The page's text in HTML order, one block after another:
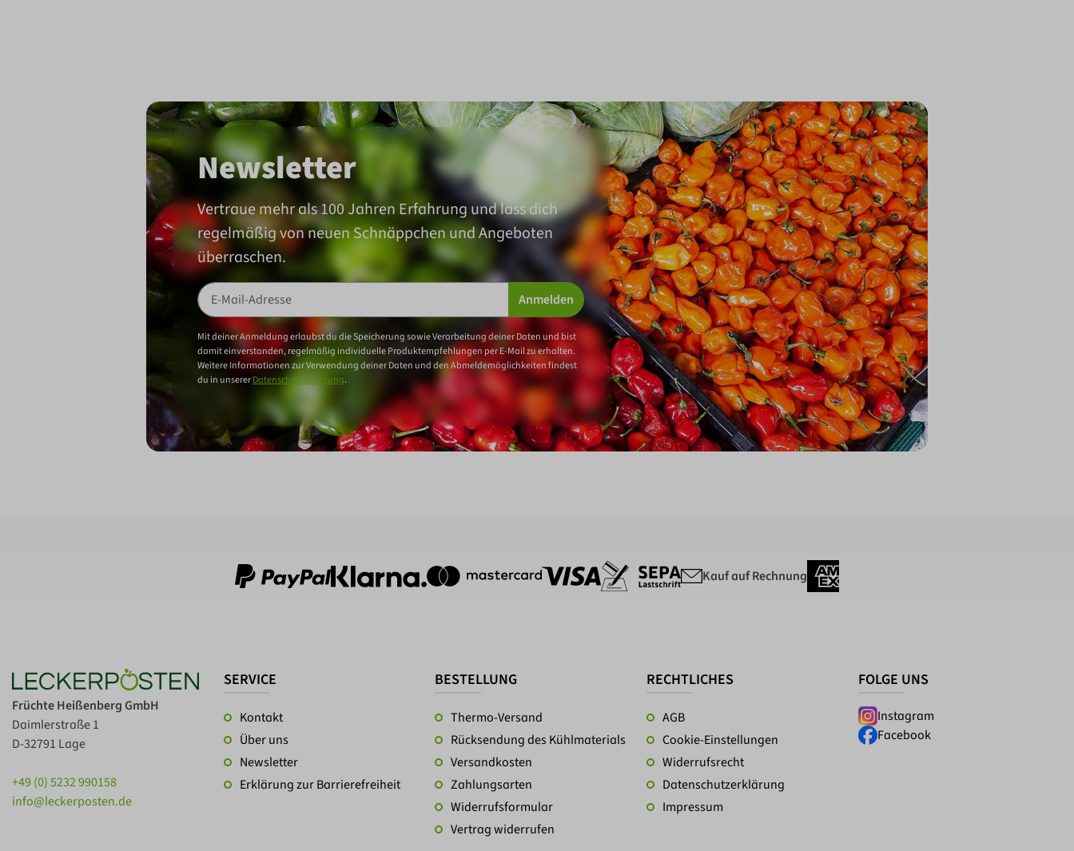
Newsletter
Vertraue mehr als 100 Jahren Erfahrung und lass dich
regelmäßig von neuen Schnäppchen und Angeboten
überraschen.
Anmelden
Mit deiner Anmeldung erlaubst du die Speicherung sowie Verarbeitung deiner Daten und bist
damit einverstanden, regelmäßig individuelle Produktempfehlungen per E-Mail zu erhalten.
Weitere Informationen zur Verwendung deiner Daten und den Abmeldemöglichkeiten findest
du in unsererDatenschutzerklärung.
Kauf auf Rechnung
Früchte Heißenberg GmbH
Daimlerstraße 1
D-32791 Lage
+49 (0) 5232 990158
info@leckerposten.de
SERVICE
Kontakt
Über uns
Newsletter
Erklärung zur Barrierefreiheit
BESTELLUNG
Thermo-Versand
Rücksendung des Kühlmaterials
Versandkosten
Zahlungsarten
Widerrufsformular
Vertrag widerrufen
RECHTLICHES
AGB
Cookie-Einstellungen
Widerrufsrecht
Datenschutzerklärung
Impressum
FOLGE UNS
Instagram
Facebook